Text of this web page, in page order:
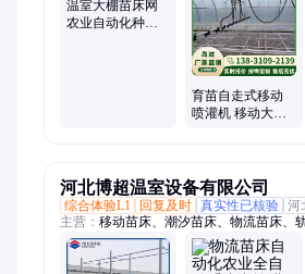
育苗自走式移动
喷灌机 移动大棚
河北博超温室设备有限公司
综合体验L1
回复及时 真实性已核验 河
主营： 移动苗床、潮汐苗床、物流苗床、
种植槽、空中草莓